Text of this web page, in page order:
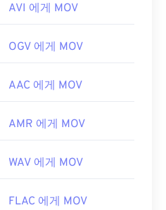
AVI 에게 MOV
OGV 에게 MOV
AAC 에게 MOV
AMR 에게 MOV
WAV 에게 MOV
FLAC 에게 MOV